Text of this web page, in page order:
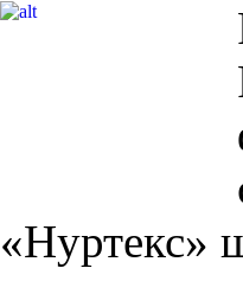
«Нуртекс»